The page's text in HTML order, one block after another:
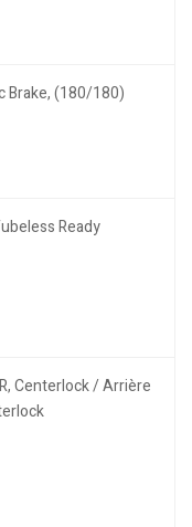
Brake, (180/180)
Ready
Centerlock / Arrière